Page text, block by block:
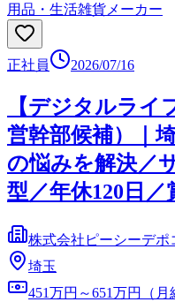
用品・生活雑貨メーカー
正社員 2026/07/16
【デジタルライ
営幹部候補）｜
の悩みを解決／
型／年休120日／
株式会社ピーシーデポ
埼玉
451万円～651万円（月